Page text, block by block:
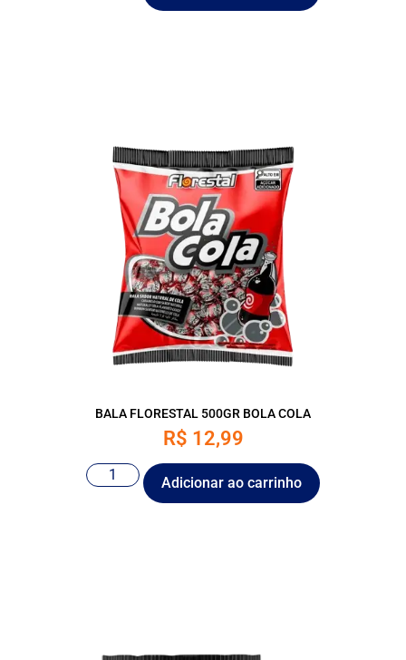
BALA FLORESTAL 500GR BOLA COLA
R$ 12,99
Adicionar ao carrinho